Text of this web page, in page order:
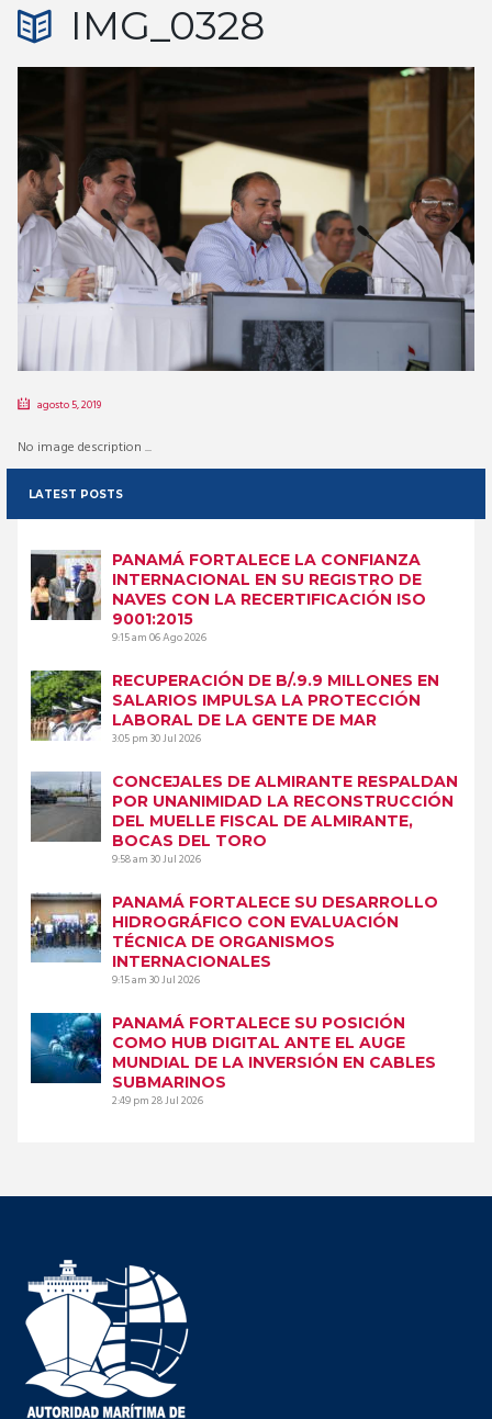
IMG_0328
agosto 5, 2019
No image description ...
LATEST POSTS
PANAMÁ FORTALECE LA CONFIANZA
INTERNACIONAL EN SU REGISTRO DE
NAVES CON LA RECERTIFICACIÓN ISO
9001:2015
9:15 am06 Ago 2026
RECUPERACIÓN DE B/.9.9 MILLONES EN
SALARIOS IMPULSA LA PROTECCIÓN
LABORAL DE LA GENTE DE MAR
3:05 pm30 Jul 2026
CONCEJALES DE ALMIRANTE RESPALDAN
POR UNANIMIDAD LA RECONSTRUCCIÓN
DEL MUELLE FISCAL DE ALMIRANTE,
BOCAS DEL TORO
9:58 am30 Jul 2026
PANAMÁ FORTALECE SU DESARROLLO
HIDROGRÁFICO CON EVALUACIÓN
TÉCNICA DE ORGANISMOS
INTERNACIONALES
9:15 am30 Jul 2026
PANAMÁ FORTALECE SU POSICIÓN
COMO HUB DIGITAL ANTE EL AUGE
MUNDIAL DE LA INVERSIÓN EN CABLES
SUBMARINOS
2:49 pm28 Jul 2026